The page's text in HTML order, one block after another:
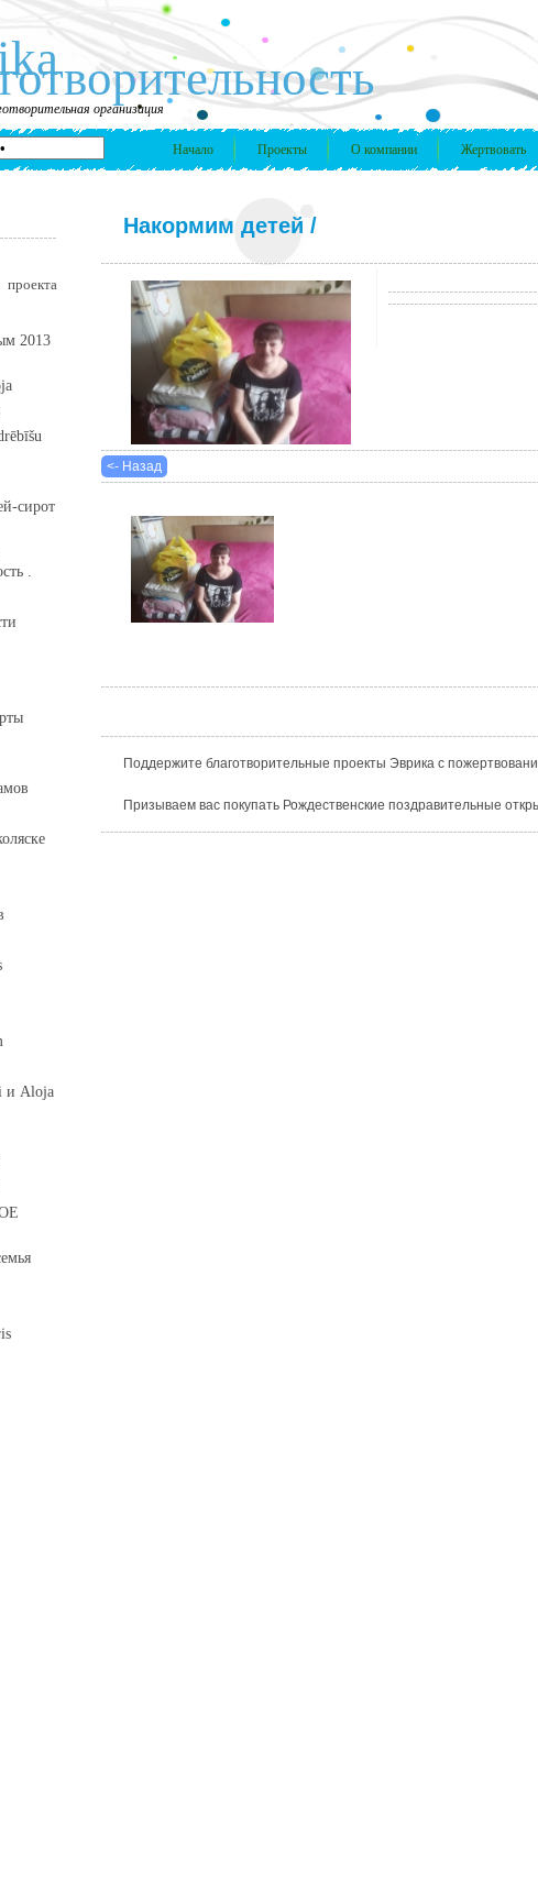
организация
Начало Проекты О компании Жертвовать
2013
сирот
.
и Aloja
Накормим детей /
<- Назад
Поддержите благотворительные проекты Эврика с
Призываем вас покупать Рождественские поздравительные